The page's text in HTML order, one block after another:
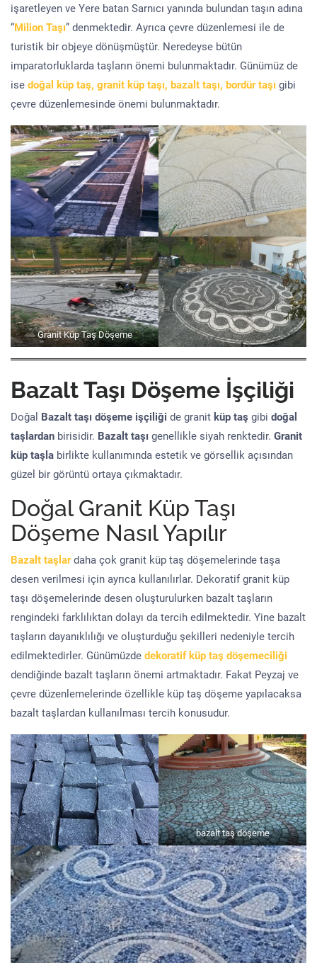
işaretleyen ve Yere batan Sarnıcı yanında bulundan taşın adına
“Milion Taşı” denmektedir. Ayrıca çevre düzenlemesi ile de
turistik bir objeye dönüşmüştür. Neredeyse bütün
imparatorluklarda taşların önemi bulunmaktadır. Günümüz de
ise doğal küp taş, granit küp taşı, bazalt taşı, bordür taşı gibi
çevre düzenlemesinde önemi bulunmaktadır.
Granit Küp Taş Döşeme
Bazalt Taşı Döşeme İşçiliği
Doğal Bazalt taşı döşeme işçiliği de granit küp taş gibi doğal
taşlardan birisidir. Bazalt taşı genellikle siyah renktedir. Granit
küp taşla birlikte kullanımında estetik ve görsellik açısından
güzel bir görüntü ortaya çıkmaktadır.
Doğal Granit Küp Taşı
Döşeme Nasıl Yapılır
Bazalt taşlardaha çok granit küp taş döşemelerinde taşa
desen verilmesi için ayrıca kullanılırlar. Dekoratif granit küp
taşı döşemelerinde desen oluşturulurken bazalt taşların
rengindeki farklılıktan dolayı da tercih edilmektedir. Yine bazalt
taşların dayanıklılığı ve oluşturduğu şekilleri nedeniyle tercih
edilmektedirler. Günümüzde dekoratif küp taş döşemeciliği
dendiğinde bazalt taşların önemi artmaktadır. Fakat Peyzaj ve
çevre düzenlemelerinde özellikle küp taş döşeme yapılacaksa
bazalt taşlardan kullanılması tercih konusudur.
bazalt taş döşeme